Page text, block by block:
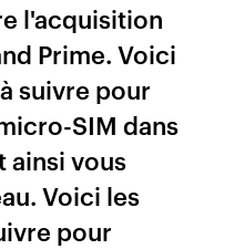
l'acquisition
Prime. Voici
suivre pour
SIM dans
ainsi vous
Voici les
pour